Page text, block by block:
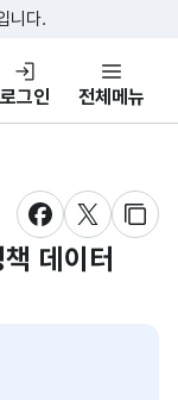
가기
기
니다.
털
로그인 전체메뉴
새창 열림새창 열림
새창
데이터